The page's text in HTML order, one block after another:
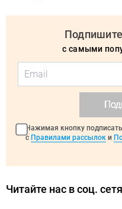
с самыми
Нажимая кнопку
с Правилами рассылок и
Читайте нас в соц.